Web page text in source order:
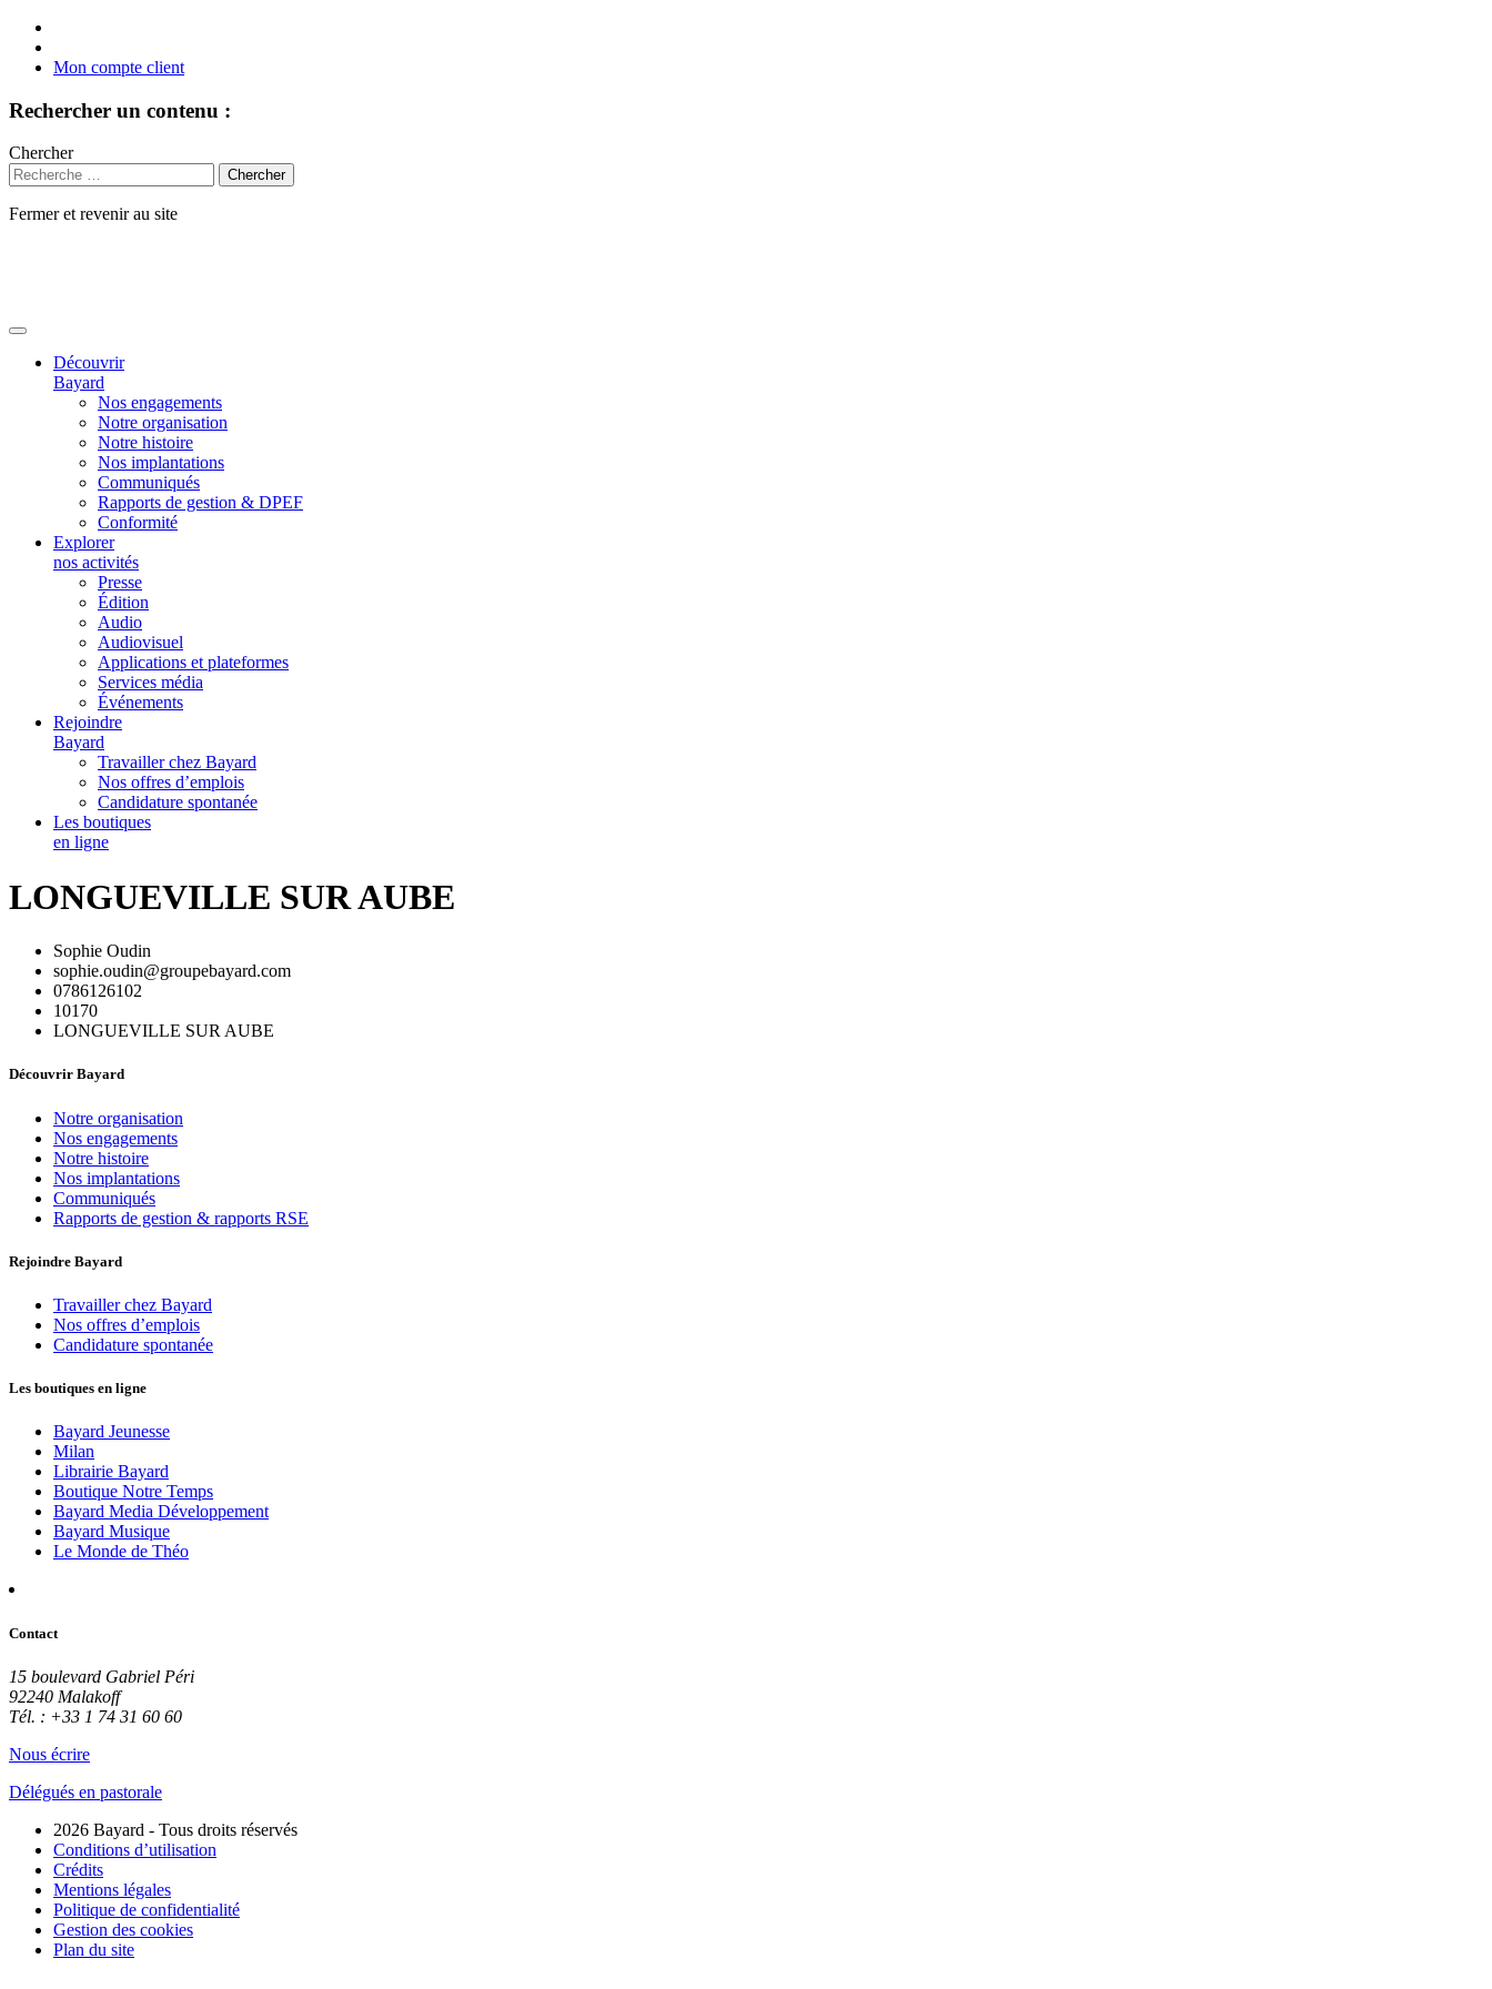
Mon compte client
Rechercher un contenu :
Chercher
Fermer et revenir au site
Découvrir
Bayard
Nos engagements
Notre organisation
Notre histoire
Nos implantations
Communiqués
Rapports de gestion & DPEF
Conformité
Explorer
nos activités
Presse
Édition
Audio
Audiovisuel
Applications et plateformes
Services média
Événements
Rejoindre
Bayard
Travailler chez Bayard
Nos offres d’emplois
Candidature spontanée
Les boutiques
en ligne
LONGUEVILLE SUR AUBE
Sophie Oudin
sophie.oudin@groupebayard.com
0786126102
10170
LONGUEVILLE SUR AUBE
Découvrir Bayard
Notre organisation
Nos engagements
Notre histoire
Nos implantations
Communiqués
Rapports de gestion & rapports RSE
Rejoindre Bayard
Travailler chez Bayard
Nos offres d’emplois
Candidature spontanée
Les boutiques en ligne
Bayard Jeunesse
Milan
Librairie Bayard
Boutique Notre Temps
Bayard Media Développement
Bayard Musique
Le Monde de Théo
Contact
15 boulevard Gabriel Péri
92240 Malakoff
Tél. : +33 1 74 31 60 60
Nous écrire
Délégués en pastorale
2026 Bayard - Tous droits réservés
Conditions d’utilisation
Crédits
Mentions légales
Politique de confidentialité
Gestion des cookies
Plan du site